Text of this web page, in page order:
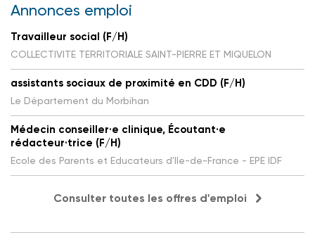
Annonces emploi
Travailleur social (F/H)
COLLECTIVITE TERRITORIALE SAINT-PIERRE ET MIQUELON
assistants sociaux de proximité en CDD (F/H)
Le Département du Morbihan
Médecin conseiller·e clinique, Écoutant·e
rédacteur·trice (F/H)
Ecole des Parents et Educateurs d'Ile-de-France - EPE IDF
Consulter toutes les offres d'emploi